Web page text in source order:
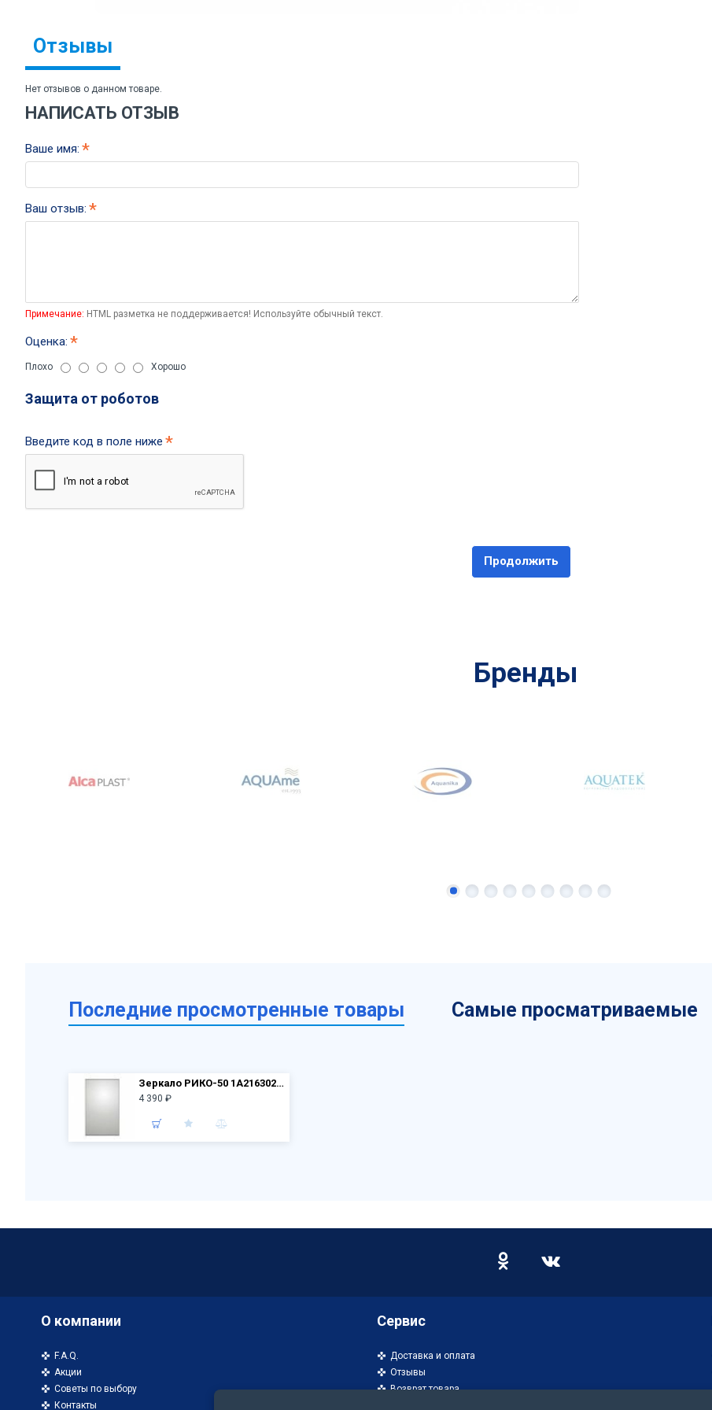
Отзывы
Нет отзывов о данном товаре.
НАПИСАТЬ ОТЗЫВ
Ваше имя:
Ваш отзыв:
Примечание: HTML разметка не поддерживается! Используйте обычный текст.
Оценка:
Плохо Хорошо
Защита от роботов
Введите код в поле ниже
Продолжить
Бренды
Последние просмотренные товары Самые просматриваемые
Зеркало РИКО-50 1A216302RI010
4 390 ₽
О компании
F.A.Q.
Акции
Советы по выбору
Контакты
Сервис
Доставка и оплата
Отзывы
Возврат товара